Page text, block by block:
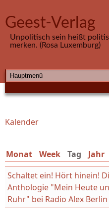
Geest-Verlag
Unpolitisch sein heißt
merken. (Rosa Luxemburg)
HAUPTMENÜ
Sie sind hier
Kalender
Monat Week Tag
Jahr
Schaltet ein! Hört hinein!
Anthologie "Mein Heute
Ruhr" bei Radio Alex Berlin